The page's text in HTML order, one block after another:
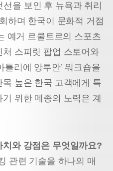
선을 보인 후 뉴욕과 취리
하며 한국이 문화적 거점
예거 르쿨트르의 스포츠
스피릿 팝업 스토어와
틀리에 앙투안’ 워크숍을
높은 한국 고객에게 특
위한 메종의 노력은 계
와 강점은 무엇일까요?
관련 기술을 하나의 매